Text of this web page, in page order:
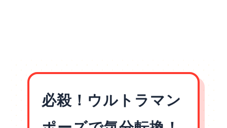
必殺！ウルトラマン